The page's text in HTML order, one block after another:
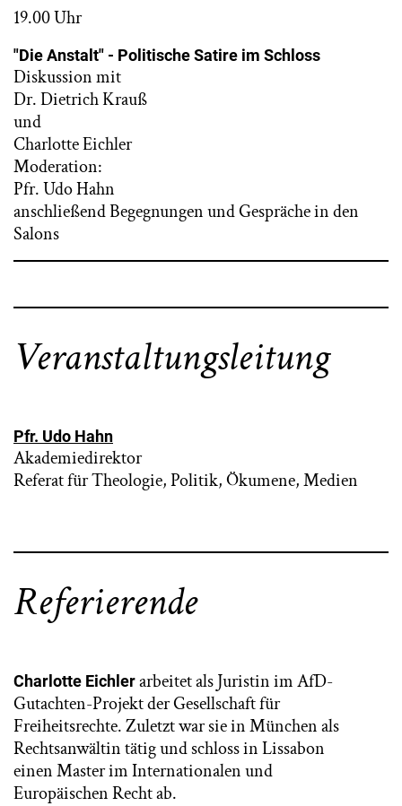
19.00 Uhr
"Die Anstalt" - Politische Satire im Schloss
Diskussion mit
Dr. Dietrich Krauß
und
Charlotte Eichler
Moderation:
Pfr. Udo Hahn
anschließend Begegnungen und Gespräche in den
Salons
Veranstaltungsleitung
Pfr. Udo Hahn
Akademiedirektor
Referat für Theologie, Politik, Ökumene, Medien
Referierende
Charlotte Eichlerarbeitet als Juristin im AfD-
Gutachten-Projekt der Gesellschaft für
Freiheitsrechte. Zuletzt war sie in München als
Rechtsanwältin tätig und schloss in Lissabon
einen Master im Internationalen und
Europäischen Recht ab.